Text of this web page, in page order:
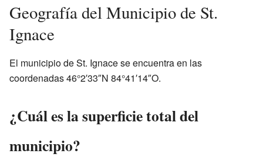
Geografía del Municipio de St.
Ignace
El municipio de St. Ignace se encuentra en las
coordenadas46°2′33″N 84°41′14″O.
¿Cuál es la superficie total del
municipio?